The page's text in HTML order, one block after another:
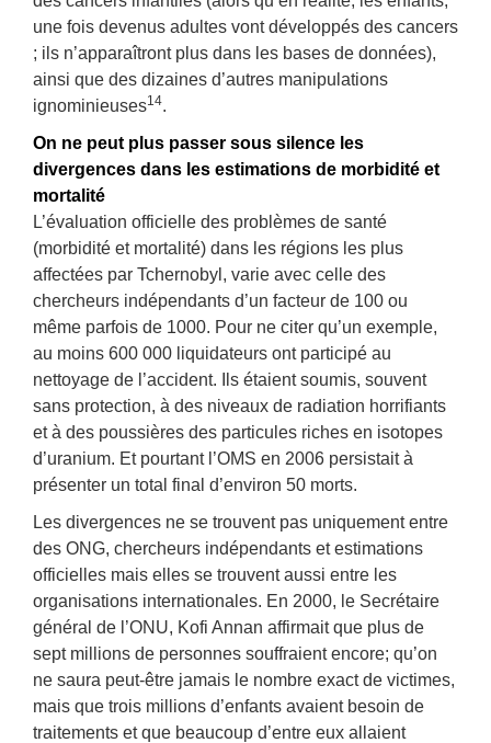
une fois devenus adultes vont développés des cancers
; ils n’apparaîtront plus dans les bases de données),
ainsi que des dizaines d’autres manipulations
ignominieuses14.
On ne peut plus passer sous silence les
divergences dans les estimations de morbidité et
mortalité
L’évaluation officielle des problèmes de santé
(morbidité et mortalité) dans les régions les plus
affectées par Tchernobyl, varie avec celle des
chercheurs indépendants d’un facteur de 100 ou
même parfois de 1000. Pour ne citer qu’un exemple,
au moins 600 000 liquidateurs ont participé au
nettoyage de l’accident. Ils étaient soumis, souvent
sans protection, à des niveaux de radiation horrifiants
et à des poussières des particules riches en isotopes
d’uranium. Et pourtant l’OMS en 2006 persistait à
présenter un total final d’environ 50 morts.
Les divergences ne se trouvent pas uniquement entre
des ONG, chercheurs indépendants et estimations
officielles mais elles se trouvent aussi entre les
organisations internationales. En 2000, le Secrétaire
général de l’ONU, Kofi Annan affirmait que plus de
sept millions de personnes souffraient encore; qu’on
ne saura peut-être jamais le nombre exact de victimes,
mais que trois millions d’enfants avaient besoin de
traitements et que beaucoup d’entre eux allaient